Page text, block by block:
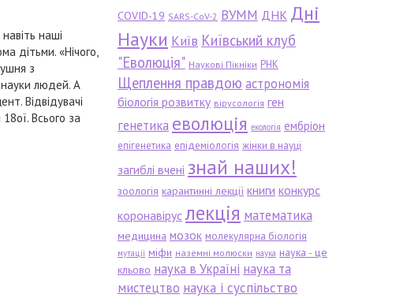
наші
дітьми. «Нічого,
з
науки людей. А
Відвідувачі
Всього за
COVID-19 SARS-CoV-2 ВУММ ДНК Дні
Науки Київ Київський клуб
"Еволюція" Наукові Пікніки РНК
Щеплення правдою астрономія
біологія розвитку вірусологія ген
генетика еволюція екологія ембріон
епігенетика епідеміологія жінки в науці
загиблі вчені знай наших!
зоологія карантинні лекції книги конкурс
коронавірус лекція математика
медицина мозок молекулярна біологія
мутації міфи наземні молюски наука наука - це
кльово наука в Україні наука та
мистецтво наука і суспільство